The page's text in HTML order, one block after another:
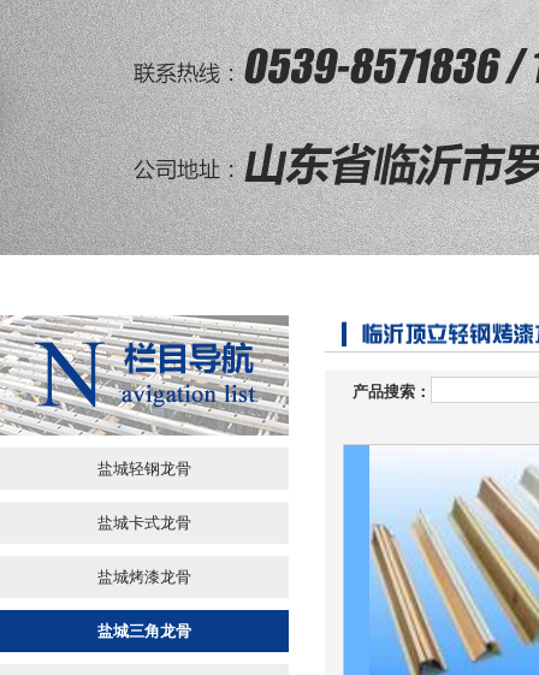
产品搜索：
盐城轻钢龙骨
盐城卡式龙骨
盐城烤漆龙骨
盐城三角龙骨